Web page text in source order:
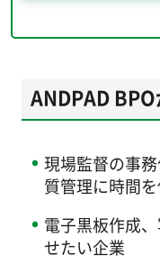
ANDPAD
現場監督の事
質管理に時間
電子黒板作成
せたい企業